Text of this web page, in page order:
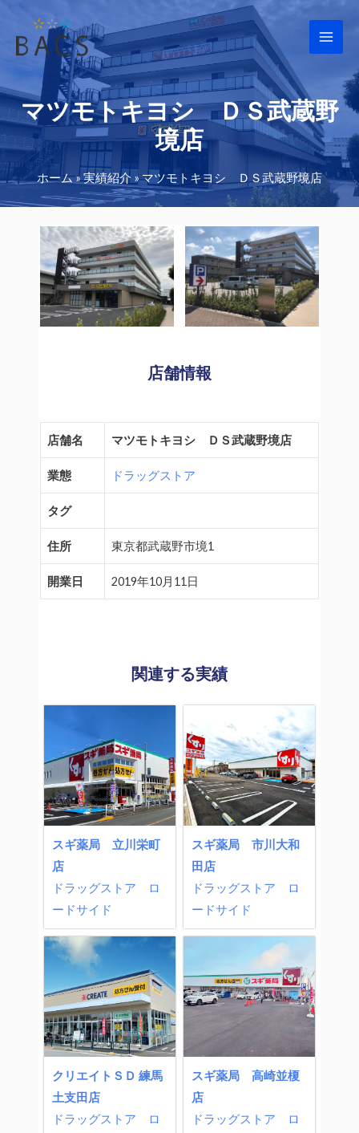
Main
マツモトキヨシ ＤＳ武蔵野
境店
ホーム»実績紹介 »マツモトキヨシ ＤＳ武蔵野境店
店舗情報
店舗名 マツモトキヨシ ＤＳ武蔵野境店
業態 ドラッグストア
タグ
住所 東京都武蔵野市境1
開業日 2019年10月11日
関連する実績
スギ薬局 立川栄町
店
ドラッグストア
ロ
ードサイド
スギ薬局 市川大和
田店
ドラッグストア
ロ
ードサイド
クリエイトＳＤ 練馬
土支田店
ドラッグストア
ロ
スギ薬局 高崎並榎
店
ドラッグストア
ロ